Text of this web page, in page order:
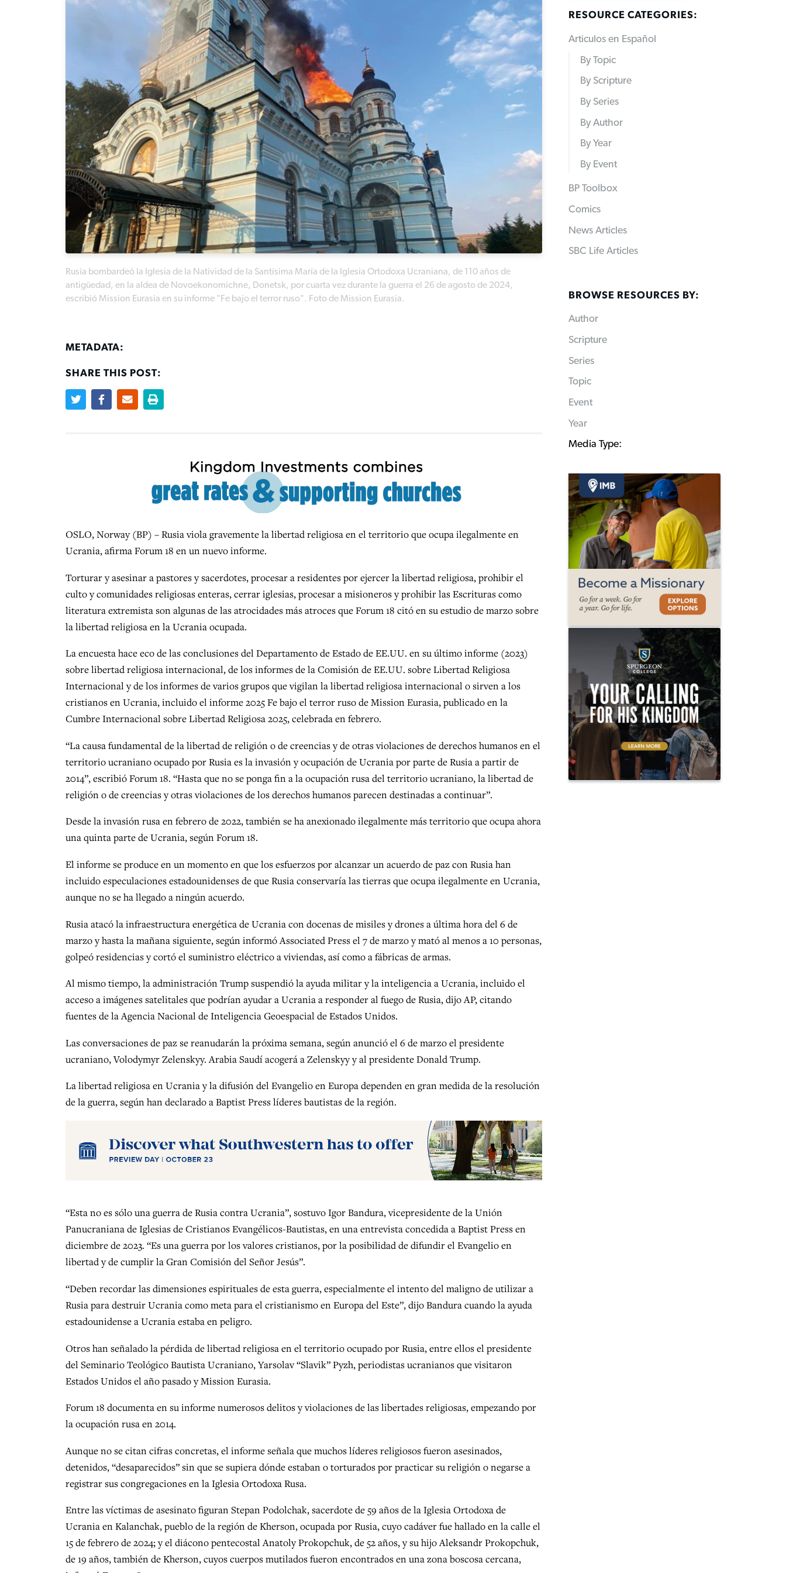
Rusia bombardeó la Iglesia de la Natividad de la Santísima María de la Iglesia Ortodoxa Ucraniana, de 110 años de
antigüedad, en la aldea de Novoekonomichne, Donetsk, por cuarta vez durante la guerra el 26 de agosto de 2024,
escribió Mission Eurasia en su informe "Fe bajo el terror ruso". Foto de Mission Eurasia.
METADATA:
SHARE THIS POST:
OSLO, Norway (BP) – Rusia viola gravemente la libertad religiosa en el territorio que ocupa ilegalmente en
Ucrania, afirma Forum 18 en un nuevo informe.
Torturar y asesinar a pastores y sacerdotes, procesar a residentes por ejercer la libertad religiosa, prohibir el
culto y comunidades religiosas enteras, cerrar iglesias, procesar a misioneros y prohibir las Escrituras como
literatura extremista son algunas de las atrocidades más atroces que Forum 18 citó en su estudio de marzo sobre
la libertad religiosa en la Ucrania ocupada.
La encuesta hace eco de las conclusiones del Departamento de Estado de EE.UU. en su último informe (2023)
sobre libertad religiosa internacional, de los informes de la Comisión de EE.UU. sobre Libertad Religiosa
Internacional y de los informes de varios grupos que vigilan la libertad religiosa internacional o sirven a los
cristianos en Ucrania, incluido el informe 2025 Fe bajo el terror ruso de Mission Eurasia, publicado en la
Cumbre Internacional sobre Libertad Religiosa 2025, celebrada en febrero.
“La causa fundamental de la libertad de religión o de creencias y de otras violaciones de derechos humanos en el
territorio ucraniano ocupado por Rusia es la invasión y ocupación de Ucrania por parte de Rusia a partir de
2014”, escribió Forum 18. “Hasta que no se ponga fin a la ocupación rusa del territorio ucraniano, la libertad de
religión o de creencias y otras violaciones de los derechos humanos parecen destinadas a continuar”.
Desde la invasión rusa en febrero de 2022, también se ha anexionado ilegalmente más territorio que ocupa ahora
una quinta parte de Ucrania, según Forum 18.
El informe se produce en un momento en que los esfuerzos por alcanzar un acuerdo de paz con Rusia han
incluido especulaciones estadounidenses de que Rusia conservaría las tierras que ocupa ilegalmente en Ucrania,
aunque no se ha llegado a ningún acuerdo.
Rusia atacó la infraestructura energética de Ucrania con docenas de misiles y drones a última hora del 6 de
marzo y hasta la mañana siguiente, según informó Associated Press el 7 de marzo y mató al menos a 10 personas,
golpeó residencias y cortó el suministro eléctrico a viviendas, así como a fábricas de armas.
Al mismo tiempo, la administración Trump suspendió la ayuda militar y la inteligencia a Ucrania, incluido el
acceso a imágenes satelitales que podrían ayudar a Ucrania a responder al fuego de Rusia, dijo AP, citando
fuentes de la Agencia Nacional de Inteligencia Geoespacial de Estados Unidos.
Las conversaciones de paz se reanudarán la próxima semana, según anunció el 6 de marzo el presidente
ucraniano, Volodymyr Zelenskyy. Arabia Saudí acogerá a Zelenskyy y al presidente Donald Trump.
La libertad religiosa en Ucrania y la difusión del Evangelio en Europa dependen en gran medida de la resolución
de la guerra, según han declarado a Baptist Press líderes bautistas de la región.
“Esta no es sólo una guerra de Rusia contra Ucrania”, sostuvo Igor Bandura, vicepresidente de la Unión
Panucraniana de Iglesias de Cristianos Evangélicos-Bautistas, en una entrevista concedida a Baptist Press en
diciembre de 2023. “Es una guerra por los valores cristianos, por la posibilidad de difundir el Evangelio en
libertad y de cumplir la Gran Comisión del Señor Jesús”.
“Deben recordar las dimensiones espirituales de esta guerra, especialmente el intento del maligno de utilizar a
Rusia para destruir Ucrania como meta para el cristianismo en Europa del Este”, dijo Bandura cuando la ayuda
estadounidense a Ucrania estaba en peligro.
Otros han señalado la pérdida de libertad religiosa en el territorio ocupado por Rusia, entre ellos el presidente
del Seminario Teológico Bautista Ucraniano, Yarsolav “Slavik” Pyzh, periodistas ucranianos que visitaron
Estados Unidos el año pasado y Mission Eurasia.
Forum 18 documenta en su informe numerosos delitos y violaciones de las libertades religiosas, empezando por
la ocupación rusa en 2014.
Aunque no se citan cifras concretas, el informe señala que muchos líderes religiosos fueron asesinados,
detenidos, “desaparecidos” sin que se supiera dónde estaban o torturados por practicar su religión o negarse a
registrar sus congregaciones en la Iglesia Ortodoxa Rusa.
Entre las víctimas de asesinato figuran Stepan Podolchak, sacerdote de 59 años de la Iglesia Ortodoxa de
Ucrania en Kalanchak, pueblo de la región de Kherson, ocupada por Rusia, cuyo cadáver fue hallado en la calle el
15 de febrero de 2024; y el diácono pentecostal Anatoly Prokopchuk, de 52 años, y su hijo Aleksandr Prokopchuk,
de 19 años, también de Kherson, cuyos cuerpos mutilados fueron encontrados en una zona boscosa cercana,
RESOURCE CATEGORIES:
Articulos en Español
By Topic
By Scripture
By Series
By Author
By Year
By Event
BP Toolbox
Comics
News Articles
SBC Life Articles
BROWSE RESOURCES BY:
Author
Scripture
Series
Topic
Event
Year
Media Type: